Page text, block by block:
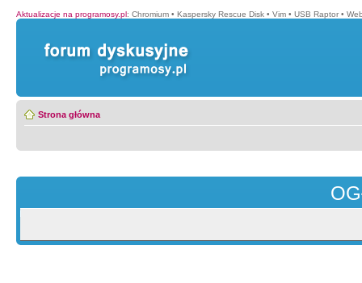
Aktualizacje na programosy.pl: Chromium • Kaspersky Rescue Disk • Vim • USB Raptor •
Strona główna